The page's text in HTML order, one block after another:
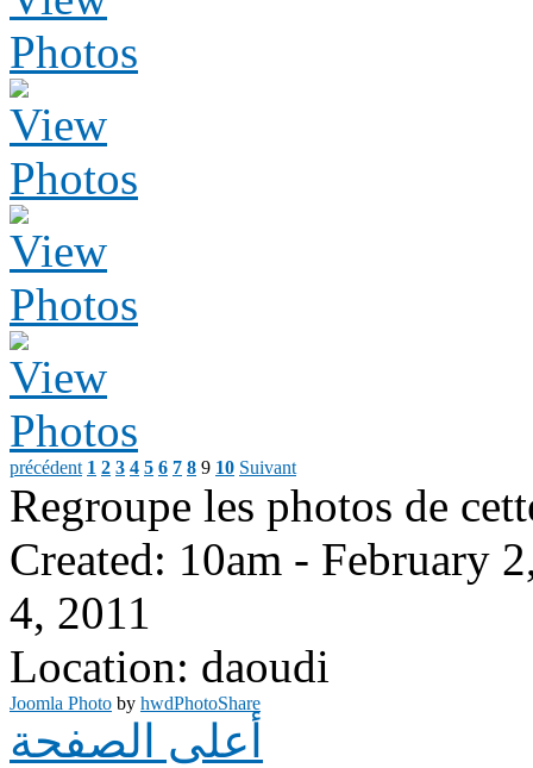
précédent 1 2 3 4 5 6 7 8 9 10 Suivant
Regroupe les photos de
Created: 10am - February
4, 2011
Location: daoudi
Joomla Photo by hwdPhotoShare
أعلى الصفحة